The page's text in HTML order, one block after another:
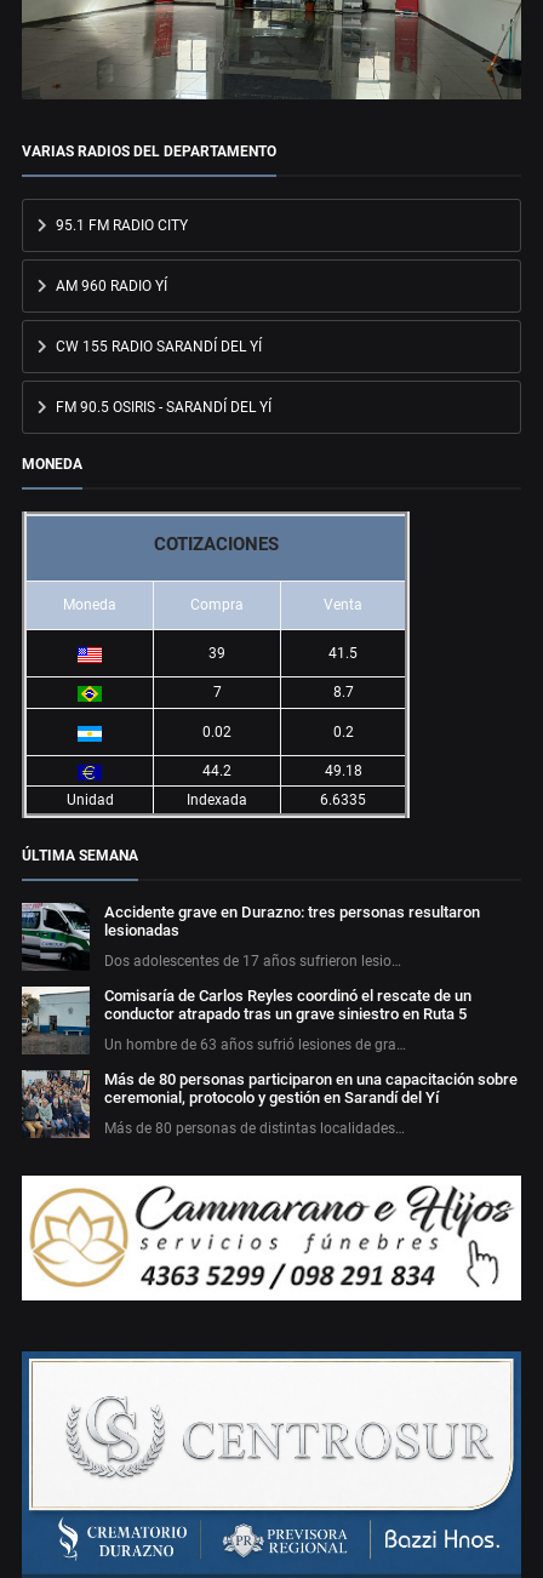
VARIAS RADIOS DEL DEPARTAMENTO
95.1 FM RADIO CITY
AM 960 RADIO YÍ
CW 155 RADIO SARANDÍ DEL YÍ
FM 90.5 OSIRIS - SARANDÍ DEL YÍ
MONEDA
COTIZACIONES
Moneda Compra Venta
39 41.5
7 8.7
0.02 0.2
44.2
49.18
Unidad
Indexada 6.6335
ÚLTIMA SEMANA
Accidente grave en Durazno: tres personas resultaron
lesionadas
Dos adolescentes de 17 años sufrieron lesio…
Comisaría de Carlos Reyles coordinó el rescate de un
conductor atrapado tras un grave siniestro en Ruta 5
Un hombre de 63 años sufrió lesiones de gra…
Más de 80 personas participaron en una capacitación sobre
ceremonial, protocolo y gestión en Sarandí del Yí
Más de 80 personas de distintas localidades…